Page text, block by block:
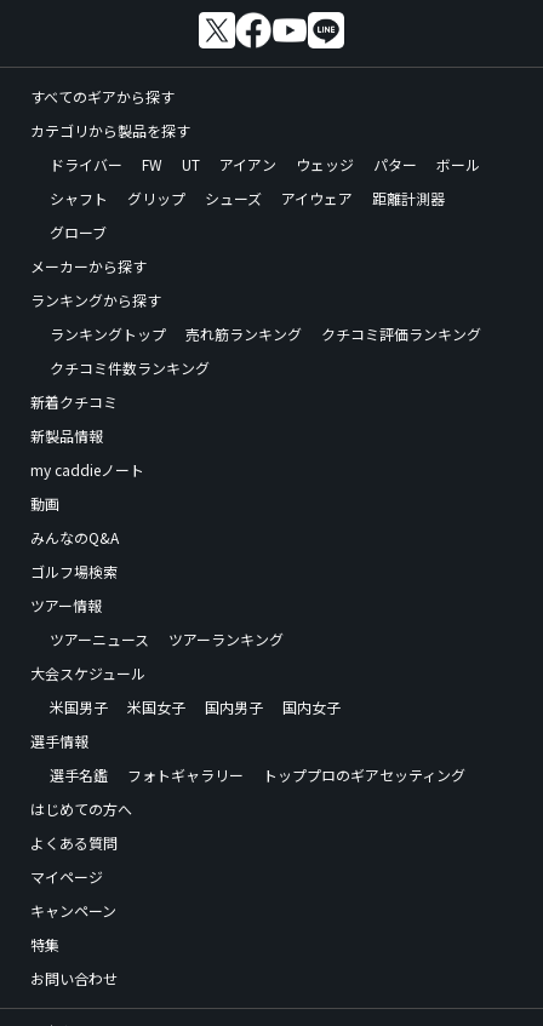
すべてのギアから探す
カテゴリから製品を探す
ドライバー
FW UT アイアン ウェッジ パター
ボール
シャフト
グリップ シューズ アイウェア
距離計測器
グローブ
メーカーから探す
ランキングから探す
ランキングトップ
売れ筋ランキング
クチコミ評価ランキング
クチコミ件数ランキング
新着クチコミ
新製品情報
my caddieノート
動画
みんなのQ&A
ゴルフ場検索
ツアー情報
ツアーニュース
ツアーランキング
大会スケジュール
米国男子
米国女子 国内男子
国内女子
選手情報
選手名鑑
フォトギャラリー
トッププロのギアセッティング
はじめての方へ
よくある質問
マイページ
キャンペーン
特集
お問い合わせ